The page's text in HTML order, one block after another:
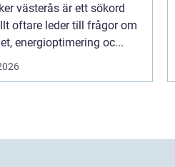
västerås är ett sökord
oftare leder till frågor om
energioptimering oc...